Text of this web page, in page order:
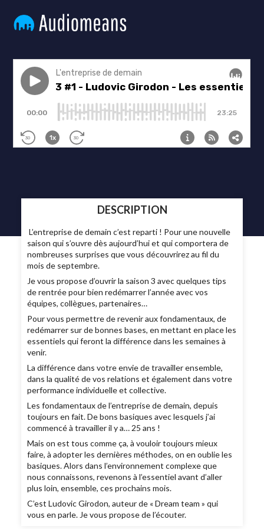
DESCRIPTION
L’entreprise de demain c’est reparti ! Pour une nouvelle
saison qui s’ouvre dès aujourd’hui et qui comportera de
nombreuses surprises que vous découvrirez au fil du
mois de septembre.
Je vous propose d’ouvrir la saison 3 avec quelques tips
de rentrée pour bien redémarrer l’année avec vos
équipes, collègues, partenaires…
Pour vous permettre de revenir aux fondamentaux, de
redémarrer sur de bonnes bases, en mettant en place les
essentiels qui feront la différence dans les semaines à
venir.
La différence dans votre envie de travailler ensemble,
dans la qualité de vos relations et également dans votre
performance individuelle et collective.
Les fondamentaux de l’entreprise de demain, depuis
toujours en fait. De bons basiques avec lesquels j’ai
commencé à travailler il y a… 25 ans !
Mais on est tous comme ça, à vouloir toujours mieux
faire, à adopter les dernières méthodes, on en oublie les
basiques. Alors dans l’environnement complexe que
nous connaissons, revenons à l’essentiel avant d’aller
plus loin, ensemble, ces prochains mois.
C’est Ludovic Girodon, auteur de « Dream team » qui
vous en parle. Je vous propose de l’écouter.